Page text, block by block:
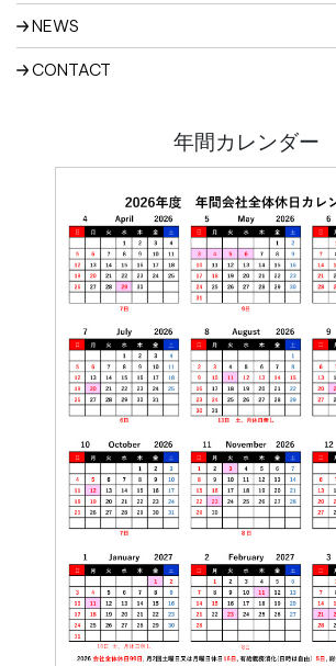
(1) 提携先：matomo、googleアナリティ
(3) 上記提携先のオプトアウト（無効化）
https://matomo.org/privacy-policy/
https://support.google.com/analytics/
hl=ja
(4) 利用目的：本サイトの閲覧状況及び
む広告効果等の情報を解析するため
当社は、利用者情報のうち、個人情報に
かじめユーザーの同意を得ないで、第三
ん。但し、次に掲げる必要があり第三者
はこの限りではありません。
(1) 当社が利用目的の達成に必要な範囲
情報の取扱いの全部または一部を委託す
(2) 合併その他の事由による事業の承継
報が提供される場合
(3) 第4項の定めに従って、提携先または
ール提供者へ個人情報が提供される場合
(4) 国の機関もしくは地方公共団体また
けた者が法令の定める事務を遂行するこ
する必要がある場合であって、ユーザー
NEWS
CONTACT
年間カレンダー